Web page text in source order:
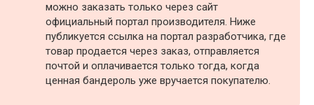
можно заказать только через сайт
официальный портал производителя. Ниже
публикуется ссылка на портал разработчика, где
товар продается через заказ, отправляется
почтой и оплачивается только тогда, когда
ценная бандероль уже вручается покупателю.